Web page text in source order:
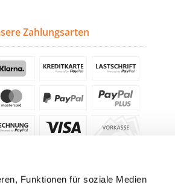
Funktionen für soziale Medien
Zahlungsarten